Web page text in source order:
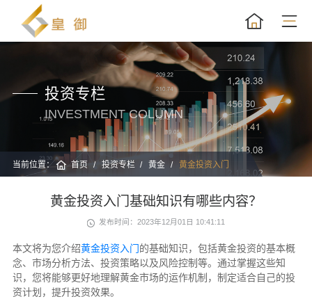
投资专栏
INVESTMENT COLUMN
当前位置： 首页 投资专栏 黄金 黄金投资入门
黄金投资入门基础知识有哪些内容？
发布时间：2023年12月01日 10:41:11
本文将为您介绍黄金投资入门的基础知识，包括黄金投资的基本概
念、市场分析方法、投资策略以及风险控制等。通过掌握这些知
识，您将能够更好地理解黄金市场的运作机制，制定适合自己的投
资计划，提升投资效果。